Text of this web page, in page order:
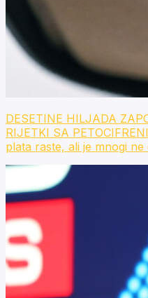
DESETINE HILJADA
RIJETKI SA
plata raste, ali je mnogi ne